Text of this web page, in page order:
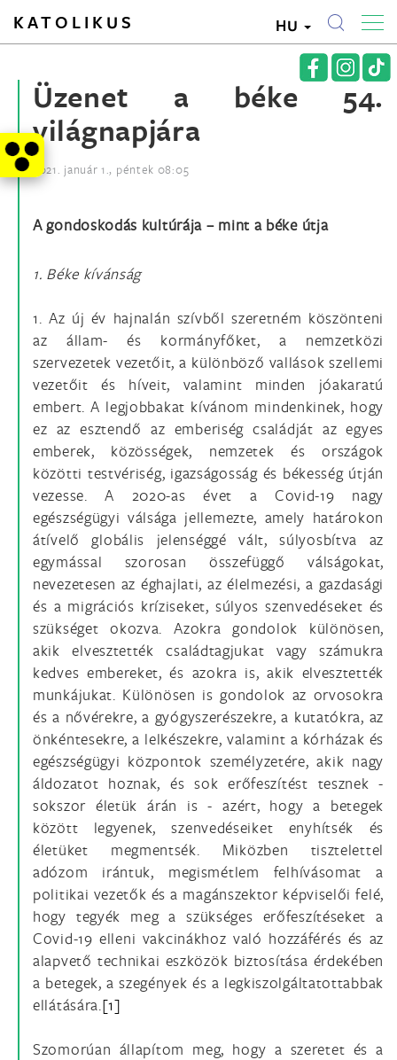
KATOLIKUS HU
Üzenet a béke 54.
világnapjára
2021. január 1., péntek 08:05
A gondoskodás kultúrája – mint a béke útja
1. Béke kívánság
1. Az új év hajnalán szívből szeretném köszönteni
az állam- és kormányfőket, a nemzetközi
szervezetek vezetőit, a különböző vallások szellemi
vezetőit és híveit, valamint minden jóakaratú
embert. A legjobbakat kívánom mindenkinek, hogy
ez az esztendő az emberiség családját az egyes
emberek, közösségek, nemzetek és országok
közötti testvériség, igazságosság és békesség útján
vezesse. A 2020-as évet a Covid-19 nagy
egészségügyi válsága jellemezte, amely határokon
átívelő globális jelenséggé vált, súlyosbítva az
egymással szorosan összefüggő válságokat,
nevezetesen az éghajlati, az élelmezési, a gazdasági
és a migrációs kríziseket, súlyos szenvedéseket és
szükséget okozva. Azokra gondolok különösen,
akik elvesztették családtagjukat vagy számukra
kedves embereket, és azokra is, akik elvesztették
munkájukat. Különösen is gondolok az orvosokra
és a nővérekre, a gyógyszerészekre, a kutatókra, az
önkéntesekre, a lelkészekre, valamint a kórházak és
egészségügyi központok személyzetére, akik nagy
áldozatot hoznak, és sok erőfeszítést tesznek -
sokszor életük árán is - azért, hogy a betegek
között legyenek, szenvedéseiket enyhítsék és
életüket megmentsék. Miközben tisztelettel
adózom irántuk, megismétlem felhívásomat a
politikai vezetők és a magánszektor képviselői felé,
hogy tegyék meg a szükséges erőfeszítéseket a
Covid-19 elleni vakcinákhoz való hozzáférés és az
alapvető technikai eszközök biztosítása érdekében
a betegek, a szegények és a legkiszolgáltatottabbak
ellátására.[1]
Szomorúan állapítom meg, hogy a szeretet és a